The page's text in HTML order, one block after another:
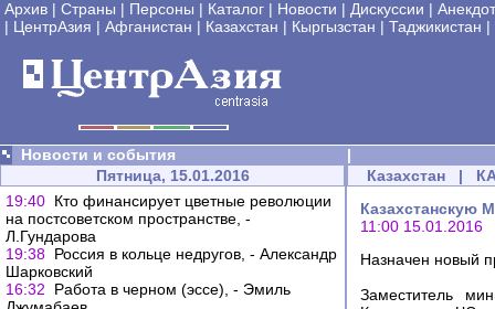
Архив | Страны | Персоны | Каталог | Новости | Дискуссии |
| ЦентрАзия | Афганистан | Казахстан | Кыргызстан | Таджикистан |
Новости и события
|
Пятница, 15.01.2016
19:40 Кто финансирует цветные революции
на постсоветском пространстве, -
Л.Гундарова
19:38 Россия в кольце недругов, - Александр
Шарковский
16:32
Работа в черном (эссе), - Эмиль
Казахстан |
Казахстанскую
11:00 15.01.2016
Назначен новый
Заместитель